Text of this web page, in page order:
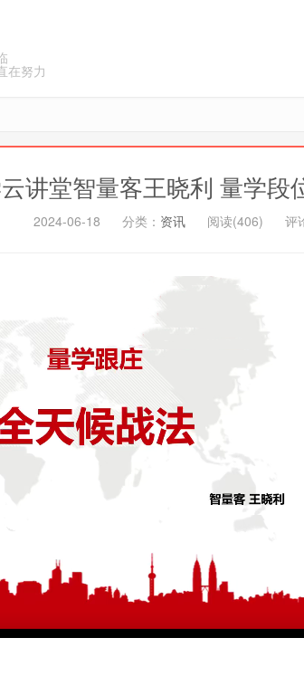
在努力
讲堂智量客王晓利 量学段
2024-06-18 分类： 资讯 阅读(406) 评